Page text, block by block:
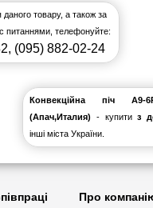
товару, а також за
питаннями, телефонуйте:
, (095) 882-02-24
Конвекційна піч
(Апач,Италия)- купитиз
інші міста України.
Про